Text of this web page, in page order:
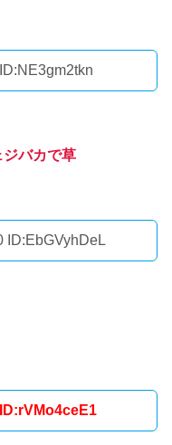
ID:NE3gm2tkn
バカで草
ID:EbGVyhDeL
ID:rVMo4ceE1